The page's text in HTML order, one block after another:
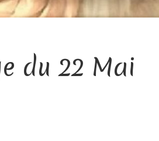
du 22 Mai